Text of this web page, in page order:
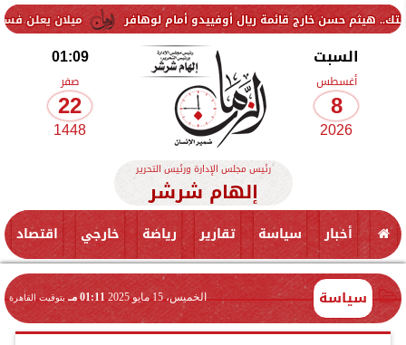
ميلان يعلن فسخ عقد خارج قائمة ريال أوفييدو أمام لوهافر
السبت
أغسطس
8
2026
01:09
صفر
22
1448
رئيس مجلس الإدارة ورئيس التحرير
إلهام شرشر
أخبار سياسة تقارير رياضة خارجي اقتصاد
سياسة الخميس، 15 مايو 2025 01:11 مـ بتوقيت القاهرة